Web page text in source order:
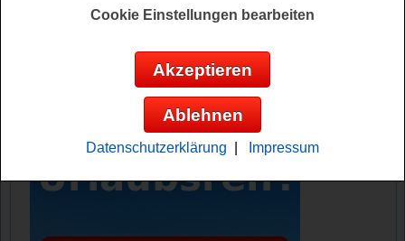
Adventswochende einen goldenen Löffel
Anzeige:
Cookie Einstellungen bearbeiten
Akzeptieren
Ablehnen
Datenschutzerklärung Impressum